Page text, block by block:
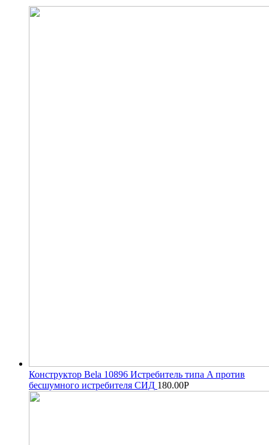
Конструктор Bela 10896 Истребитель типа A против
бесшумного истребителя СИД 180.00Р